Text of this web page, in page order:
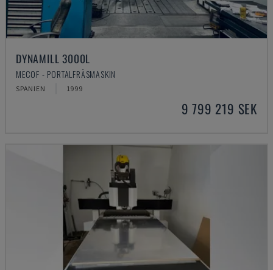
DYNAMILL 3000L
MECOF - PORTALFRÄSMASKIN
SPANIEN 1999
9 799 219 SEK